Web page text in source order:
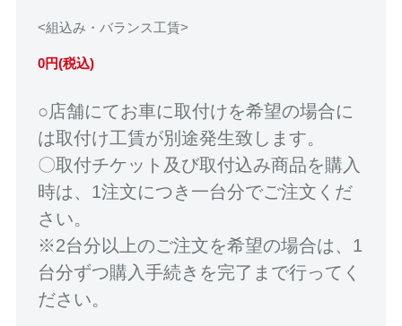
<組込み・バランス工賃>
0円(税込)
○店舗にてお車に取付けを希望の場合に
は取付け工賃が別途発生致します。
〇取付チケット及び取付込み商品を購入
時は、1注文につき一台分でご注文くだ
さい。
※2台分以上のご注文を希望の場合は、1
台分ずつ購入手続きを完了まで行ってく
ださい。